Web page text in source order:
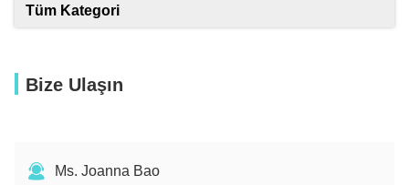
Tüm Kategori
Bize Ulaşın
Ms. Joanna Bao